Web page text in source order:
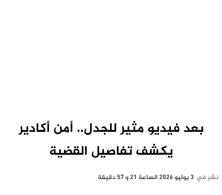
بعد فيديو مثير للجدل.. أمن أكادير
يكشف تفاصيل القضية
نشر في 3 يوليو 2026 الساعة 21 و 57 دقيقة